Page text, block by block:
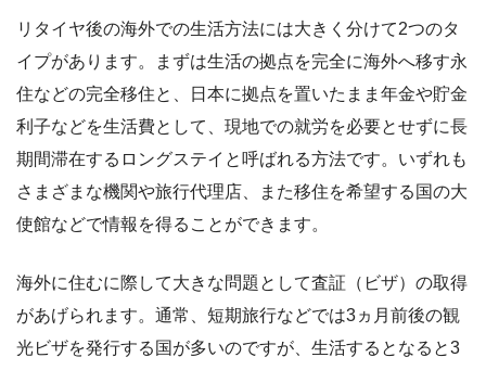
リタイヤ後の海外での生活方法には大きく分けて2つのタ
イプがあります。まずは生活の拠点を完全に海外へ移す永
住などの完全移住と、日本に拠点を置いたまま年金や貯金
利子などを生活費として、現地での就労を必要とせずに長
期間滞在するロングステイと呼ばれる方法です。いずれも
さまざまな機関や旅行代理店、また移住を希望する国の大
使館などで情報を得ることができます。
海外に住むに際して大きな問題として査証（ビザ）の取得
があげられます。通常、短期旅行などでは3ヵ月前後の観
光ビザを発行する国が多いのですが、生活するとなると3